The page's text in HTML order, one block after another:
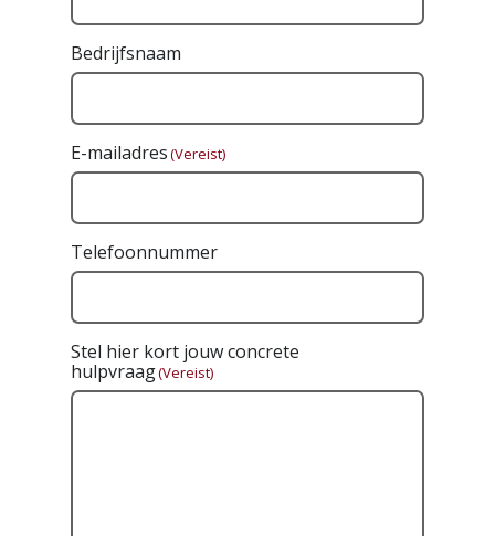
Bedrijfsnaam
E-mailadres(Vereist)
Telefoonnummer
Stel hier kort jouw concrete
hulpvraag(Vereist)